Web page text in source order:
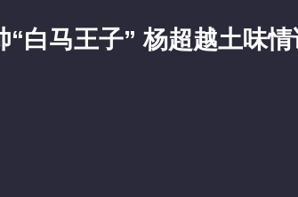
白马王子” 杨超越土味情